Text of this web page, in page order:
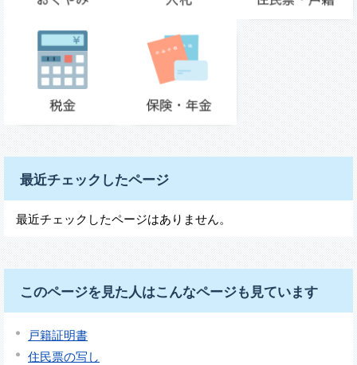
最近チェックしたページ
最近チェックしたページはありません。
このページを見た人はこんなページも見ています
戸籍証明書
住民票の写し